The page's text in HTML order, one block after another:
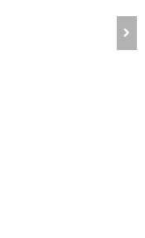
DuraTrac